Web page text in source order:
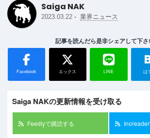
Saiga NAK
2023.03.22 - 業界ニュース
記事を読んだら是非シェアして下さ
Facebook エックス LINE は
Saiga NAKの更新情報を受け取る
Feedlyで購読する